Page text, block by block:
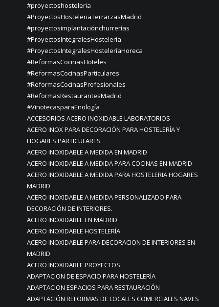
#proyectoshosteleria
#ProyectosHosteleriaTerrarzasMadrid
#proyectosimplantaciónchurrerías
#ProyectosIntegralesHosteleria
#ProyectosIntegralesHosteleríaHoreca
#ReformasCocinasHoteles
#ReformasCocinasParticulares
#ReformasCocinasProfesionales
#ReformasRestaurantesMadrid
#VinotecasparaEnología
ACCESORIOS ACERO INOXIDABLE LABORATORIOS
ACERO INOX PARA DECORACIÓN PARA HOSTELERÍA Y
HOGARES PARTICULARES
ACERO INOXIDABLE A MEDIDA EN MADRID
ACERO INOXIDABLE A MEDIDA PARA COCINAS EN MADRID
ACERO INOXIDABLE A MEDIDA PARA HOSTELERIA HOGARES
MADRID
ACERO INOXIDABLE A MEDIDA PERSONALIZADO PARA
DECORACIÓN DE INTERIORES.
ACERO INOXIDABLE EN MADRID
ACERO INOXIDABLE HOSTELERÍA
ACERO INOXIDABLE PARA DECORACION DE INTERIORES EN
MADRID
ACERO INOXIDABLE PROYECTOS
ADAPTACION DE ESPACIO PARA HOSTELERÍA
ADAPTACION ESPACIOS PARA RESTAURACIÓN
ADAPTACIÓN REFORMAS DE LOCALES COMERCIALES NAVES